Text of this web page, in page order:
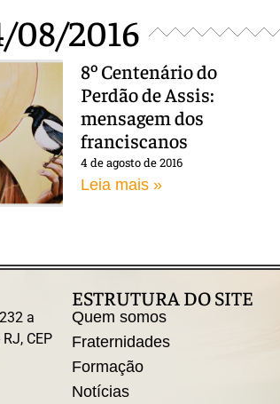
08/2016
8º Centenário do
Perdão de Assis:
mensagem dos
franciscanos
4 de agosto de 2016
Leia mais »
a
CEP
ESTRUTURA DO SITE
Quem somos
Fraternidades
Formação
Notícias